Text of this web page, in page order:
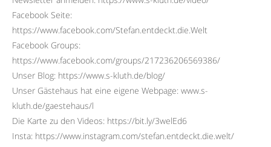
Facebook Seite:
https://www.facebook.com/Stefan.entdeckt.die.Welt
Facebook Groups:
https://www.facebook.com/groups/217236206569386/
Unser Blog: https://www.s-kluth.de/blog/
Unser Gästehaus hat eine eigene Webpage: www.s-
kluth.de/gaestehaus/l
Die Karte zu den Videos: https://bit.ly/3welEd6
Insta: https://www.instagram.com/stefan.entdeckt.die.welt/